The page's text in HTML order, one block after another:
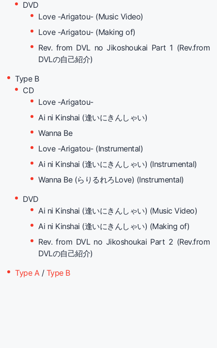
DVD
Love -Arigatou- (Music Video)
Love -Arigatou- (Making of)
Rev. from DVL no Jikoshoukai Part 1 (Rev.from
DVLの自己紹介)
Type B
CD
Love -Arigatou-
Ai ni Kinshai (逢いにきんしゃい)
Wanna Be
Love -Arigatou- (Instrumental)
Ai ni Kinshai (逢いにきんしゃい) (Instrumental)
Wanna Be (らりるれろLove) (Instrumental)
DVD
Ai ni Kinshai (逢いにきんしゃい) (Music Video)
Ai ni Kinshai (逢いにきんしゃい) (Making of)
Rev. from DVL no Jikoshoukai Part 2 (Rev.from
DVLの自己紹介)
Type A / Type B